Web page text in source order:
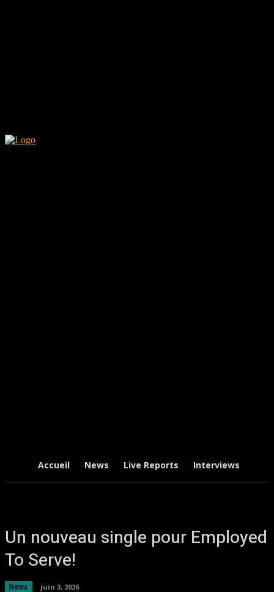
Accueil News Live Reports Interviews
Un nouveau single pour Employed
To Serve!
News juin 3, 2026